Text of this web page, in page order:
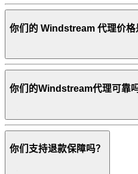
你们的 Windstream 代理价格
你们的Windstream代理可靠吗
你们支持退款保障吗？